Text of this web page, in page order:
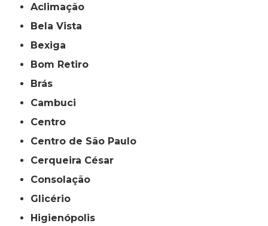
Aclimação
Bela Vista
Bexiga
Bom Retiro
Brás
Cambuci
Centro
Centro de São Paulo
Cerqueira César
Consolação
Glicério
Higienópolis